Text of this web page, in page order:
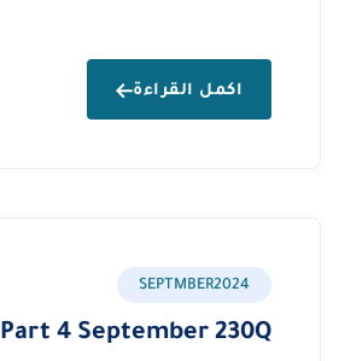
اكمل القراءة
SEPTMBER2024
Part 4 September 230Q